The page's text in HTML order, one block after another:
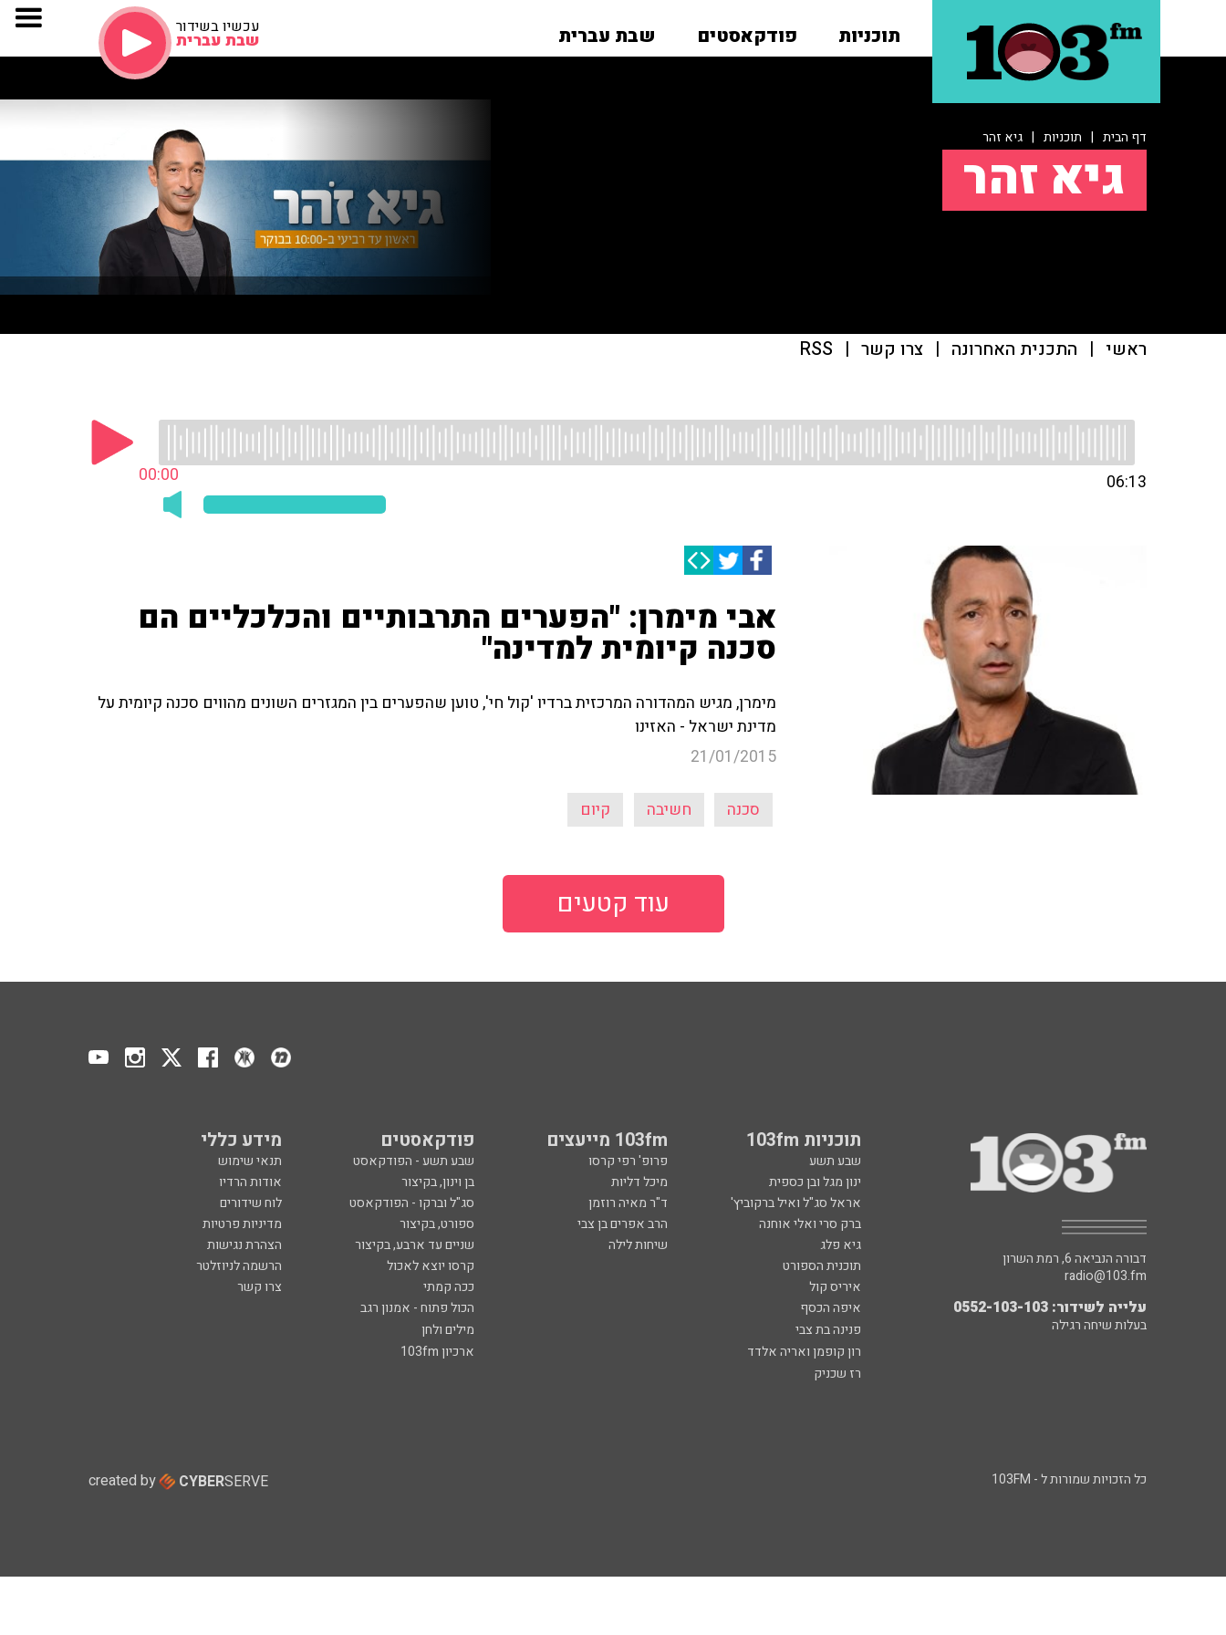
תוכניות פודקאסטים שבת עברית עכשיו בשידור
שבת עברית
דף הבית | תוכניות | גיא זהר
גיא זהר
ראשי | התכנית האחרונה | צרו קשר |
RSS
00:00 06:13
אבי מימרן: "הפערים התרבותיים והכלכליים הם
סכנה קיומית למדינה"
מימרן, מגיש המהדורה המרכזית ברדיו 'קול חי', טוען שהפערים בין המגזרים השונים מהווים סכנה קיומית על
מדינת ישראל - האזינו
21/01/2015
סכנה חשיבה קיום
עוד קטעים
תוכניות 103fm 103fm מייעצים פודקאסטים מידע כללי
שבע תשע פרופ' רפי קרסו שבע תשע - הפודקאסט
תנאי שימוש
ינון מגל ובן כספית
מיכל דליות בן וינון, בקיצור
אודות הרדיו
אראל סג"ל ואיל ברקוביץ'
ד"ר מאיה רוזמן סג"ל וברקו - הפודקאסט
לוח שידורים
ברק סרי ואלי אוחנה
הרב אפרים בן צבי ספורט, בקיצור
מדיניות פרטיות
גיא פלג
שיחות לילה שניים עד ארבע, בקיצור
הצהרת נגישות
תוכנית הספורט
קרסו יוצא לאכול
הרשמה לניוזלטר
איריס קול
ככה קמתי
צרו קשר
איפה הכסף
הכול פתוח - אמנון רגב
פנינה בת צבי
מילים ולחן
רון קופמן ואריה אלדד
ארכיון 103fm
רז שכניק
דבורה הנביאה 6, רמת השרון
radio@103.fm
עלייה לשידור: 0552-103-103
בעלות שיחה רגילה
כל הזכויות שמורות ל - 103FM created by CYBERSERVE